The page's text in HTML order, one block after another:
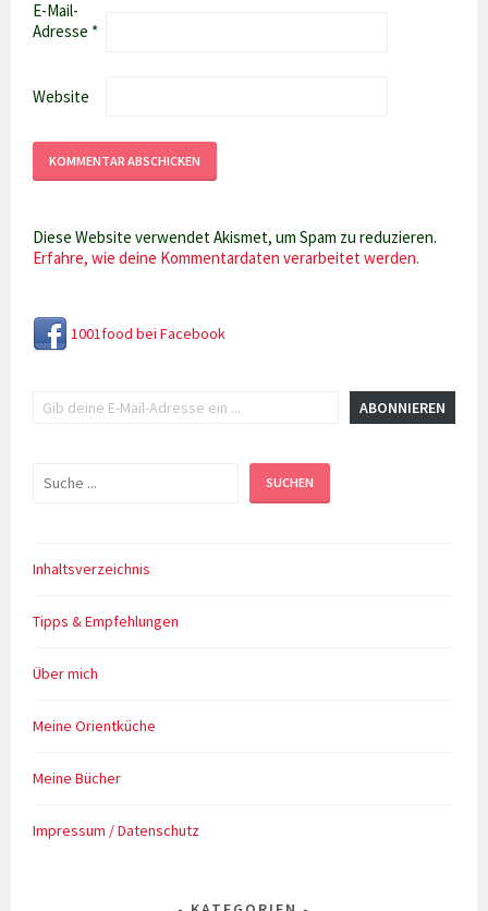
E-Mail-
Adresse *
Website
Diese Website verwendet Akismet, um Spam zu reduzieren.
Erfahre, wie deine Kommentardaten verarbeitet werden.
1001food bei Facebook
ABONNIEREN
Suchen SUCHEN
Inhaltsverzeichnis
Tipps & Empfehlungen
Über mich
Meine Orientküche
Meine Bücher
Impressum / Datenschutz